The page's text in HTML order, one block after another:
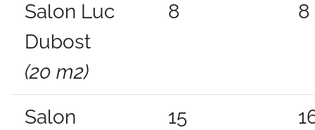
Salon Luc
Dubost
(20 m2)
8 8
Salon
15